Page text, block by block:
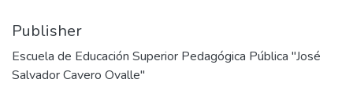
Publisher
Escuela de Educación Superior Pedagógica Pública "José
Salvador Cavero Ovalle"